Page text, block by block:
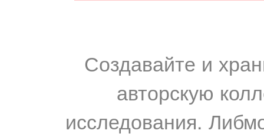
Создавайте и
авторскую
исследования.